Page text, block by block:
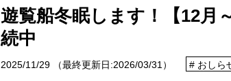
村で体験できるあれやこれやをご紹介！
遊覧船冬眠します！【12
続中
2025/11/29 （最終更新日:2026/03/31 ） おしら